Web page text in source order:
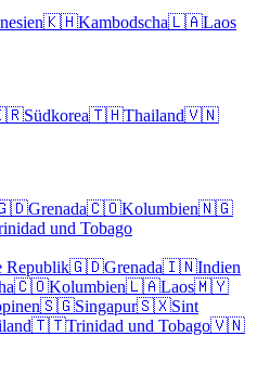
🇰🇭Kambodscha🇱🇦Laos
Südkorea🇹🇭Thailand🇻🇳
Grenada🇨🇴Kolumbien🇳🇬
und Tobago
Republik🇬🇩Grenada🇮🇳Indien
🇨🇴Kolumbien🇱🇦Laos🇲🇾
🇸🇬Singapur🇸🇽Sint
🇹🇹Trinidad und Tobago🇻🇳